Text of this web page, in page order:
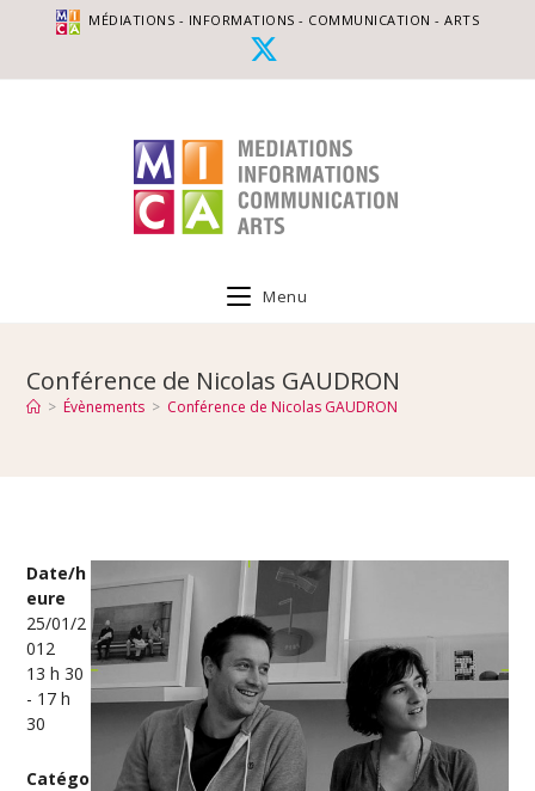
MÉDIATIONS - INFORMATIONS - COMMUNICATION - ARTS
Menu
Conférence de Nicolas GAUDRON
> Évènements > Conférence de Nicolas GAUDRON
Date/h
eure
25/01/2
012
13 h 30
- 17 h
30
Catégo